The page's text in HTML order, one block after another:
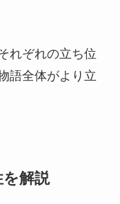
れぞれの立ち位
語全体がより立
解説